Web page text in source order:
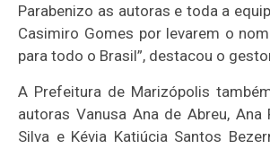
Parabenizo as autoras e toda a
Casimiro Gomes por levarem o
para todo o Brasil”, destacou o
A Prefeitura de Marizópolis
autoras Vanusa Ana de Abreu, Ana
Silva e Kévia Katiúcia Santos